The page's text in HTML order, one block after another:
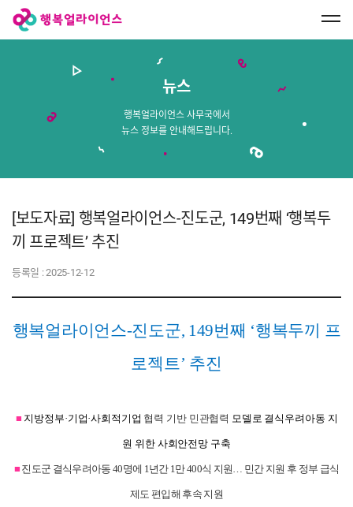
행
복
언
스
뉴스
행복얼라이언스 사무국에서
뉴스 정보를 안내해드립니다.
[보도자료] 행복얼라이언스-진도군, 149번째 ‘행복두
끼 프로젝트’ 추진
등록일 :2025-12-12
행복얼라이언스-진도군, 149번째 ‘행복두끼 프
로젝트’ 추진
■ 지방정부·기업·사회적기업 협력 기반 민관협력 모델로 결식우려아동 지
원 위한 사회안전망 구축
■ 진도군 결식우려아동 40명에 1년간 1만 400식 지원… 민간 지원 후 정부 급식
제도 편입해 후속 지원